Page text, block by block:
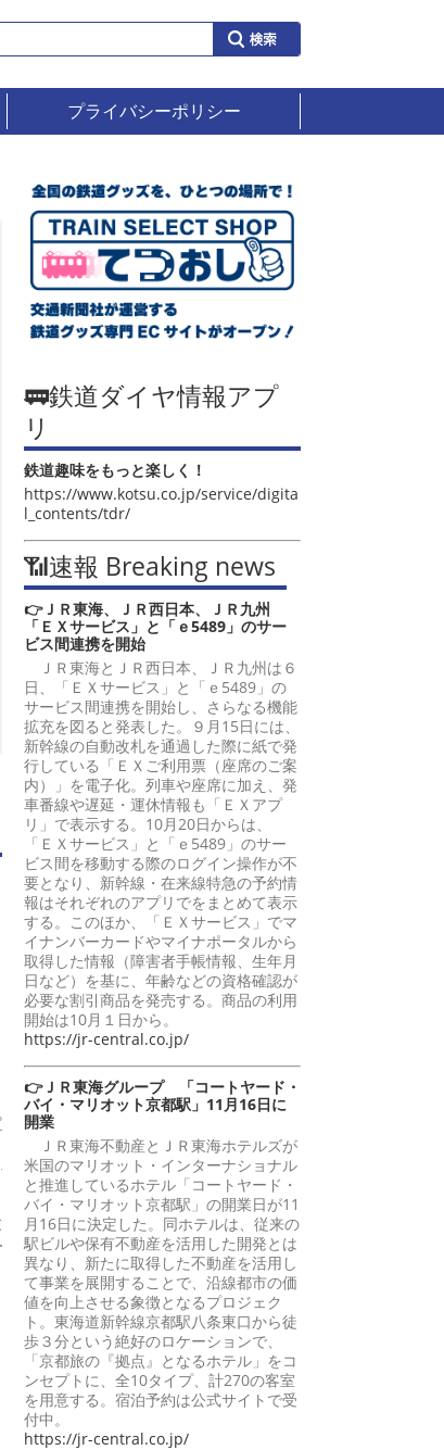
プライバシーポリシー
🚃鉄道ダイヤ情報アプ
リ
鉄道趣味をもっと楽しく！
https://www.kotsu.co.jp/service/digita
l_contents/tdr/
📶速報 Breaking news
👉ＪＲ東海、ＪＲ西日本、ＪＲ九州
「ＥＸサービス」と「ｅ5489」のサー
ビス間連携を開始
ＪＲ東海とＪＲ西日本、ＪＲ九州は６
日、「ＥＸサービス」と「ｅ5489」の
サービス間連携を開始し、さらなる機能
拡充を図ると発表した。９月15日には、
新幹線の自動改札を通過した際に紙で発
行している「ＥＸご利用票（座席のご案
内）」を電子化。列車や座席に加え、発
車番線や遅延・運休情報も「ＥＸアプ
リ」で表示する。10月20日からは、
「ＥＸサービス」と「ｅ5489」のサー
ビス間を移動する際のログイン操作が不
要となり、新幹線・在来線特急の予約情
報はそれぞれのアプリでをまとめて表示
する。このほか、「ＥＸサービス」でマ
イナンバーカードやマイナポータルから
取得した情報（障害者手帳情報、生年月
日など）を基に、年齢などの資格確認が
必要な割引商品を発売する。商品の利用
開始は10月１日から。
https://jr-central.co.jp/
👉ＪＲ東海グループ 「コートヤード・
バイ・マリオット京都駅」11月16日に
開業
ＪＲ東海不動産とＪＲ東海ホテルズが
米国のマリオット・インターナショナル
と推進しているホテル「コートヤード・
バイ・マリオット京都駅」の開業日が11
月16日に決定した。同ホテルは、従来の
駅ビルや保有不動産を活用した開発とは
異なり、新たに取得した不動産を活用し
て事業を展開することで、沿線都市の価
値を向上させる象徴となるプロジェク
ト。東海道新幹線京都駅八条東口から徒
歩３分という絶好のロケーションで、
「京都旅の『拠点』となるホテル」をコ
ンセプトに、全10タイプ、計270の客室
を用意する。宿泊予約は公式サイトで受
付中。
https://jr-central.co.jp/